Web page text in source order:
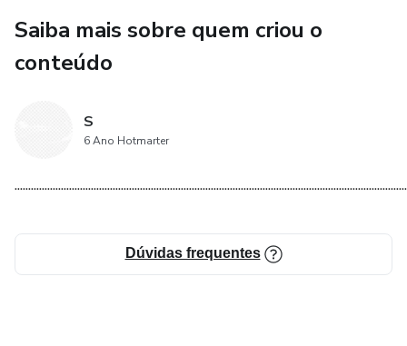
Resumo.
Vendas encerradas.
Saiba mais sobre quem criou o
conteúdo
S
6 Ano Hotmarter
Dúvidas frequentes